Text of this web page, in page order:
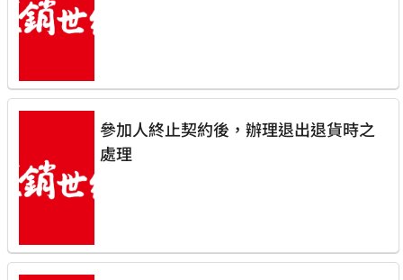
參加人終止契約後，辦理退出退貨時之
處理